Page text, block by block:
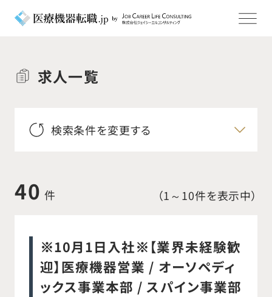
求人一覧
検索条件を変更する
40 件 （1～10件を表示中）
※10月1日入社※【業界未経験歓
迎】医療機器営業 / オーソペディ
ックス事業本部 / スパイン事業部